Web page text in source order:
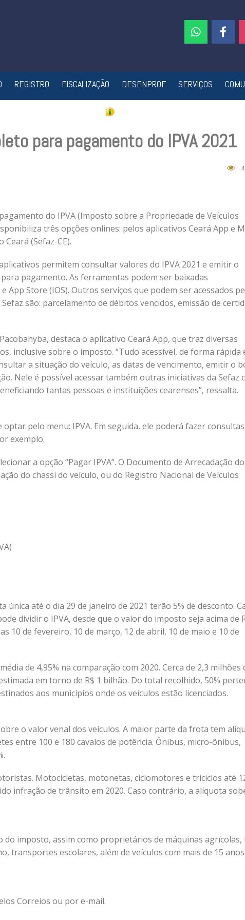
REGISTRO FISCALIZAÇÃO DESENPROF SERVIÇOS
para pagamento do IPVA 2021
do IPVA (Imposto sobre a Propriedade de Veículos
três opções onlines: pelos aplicativos Ceará App e
(Sefaz-CE).
permitem consultar valores do IPVA 2021 e emitir o
pagamento. As ferramentas podem ser baixadas
App Store (IOS). Outros serviços que podem ser acessados
são: parcelamento de débitos vencidos, emissão de
destaca o aplicativo Ceará App, que traz diversas
inclusive sobre o imposto. “Tudo acessível, de forma rápida
a situação do veículo, as datas de vencimento, emitir o
Nele é possível acessar também outras iniciativas da Sefaz
tantas pessoas e instituições cearenses”, ressalta.
pelo menu: IPVA. Em seguida, ele poderá fazer consultas
exemplo.
a opção “Pagar IPVA”. O Documento de Arrecadação do
do chassi do veículo, ou do Registro Nacional de Veículos
única até o dia 29 de janeiro de 2021 terão 5% de desconto.
dividir o IPVA, desde que o valor do imposto seja acima de
10 de fevereiro, 10 de março, 12 de abril, 10 de maio e 10 de
de 4,95% na comparação com 2020. Cerca de 2,3 milhões
em torno de R$ 1 bilhão. Do total recolhido, 50%
aos municípios onde os veículos estão licenciados.
o valor venal dos veículos. A maior parte da frota tem
entre 100 e 180 cavalos de potência. Ônibus, micro-ônibus,
Motocicletas, motonetas, ciclomotores e triciclos até
infração de trânsito em 2020. Caso contrário, a alíquota
do imposto, assim como proprietários de máquinas agrícolas,
escolares, além de veículos com mais de 15
Correios ou por e-mail.